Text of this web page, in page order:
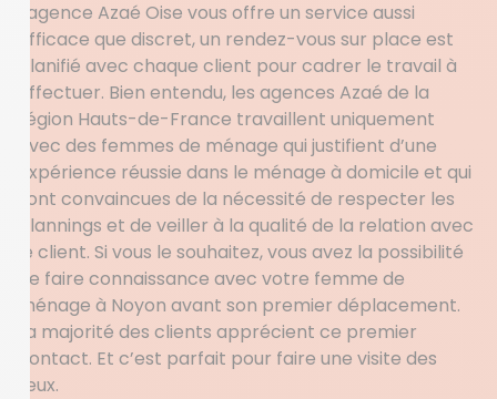
l’agence Azaé Oise vous offre un service aussi
efficace que discret, un rendez-vous sur place est
planifié avec chaque client pour cadrer le travail à
effectuer. Bien entendu, les agences Azaé de la
région Hauts-de-France travaillent uniquement
avec des femmes de ménage qui justifient d’une
expérience réussie dans le ménage à domicile et qui
sont convaincues de la nécessité de respecter les
plannings et de veiller à la qualité de la relation avec
le client. Si vous le souhaitez, vous avez la possibilité
de faire connaissance avec votre femme de
ménage à Noyon avant son premier déplacement.
La majorité des clients apprécient ce premier
contact. Et c’est parfait pour faire une visite des
lieux.